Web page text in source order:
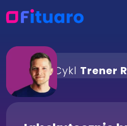
Cykl Trener